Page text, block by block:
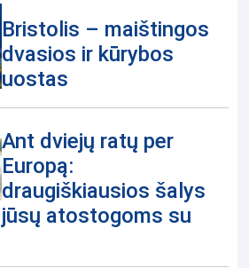
Bristolis – maištingos
dvasios ir kūrybos
uostas
Ant dviejų ratų per
Europą:
draugiškiausios šalys
jūsų atostogoms su